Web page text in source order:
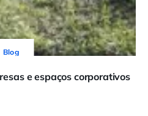
Blog
e espaços corporativos